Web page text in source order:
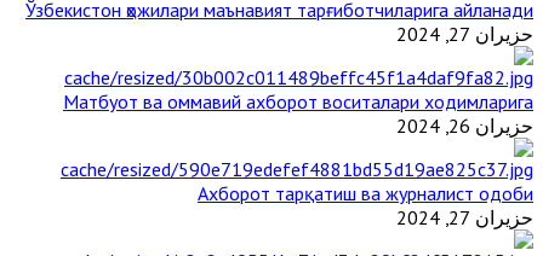
Ўзбекистон ҳожилари маънавият тарғиботчиларига айланади
حزيران 27, 2024
Матбуот ва оммавий ахборот воситалари ходимларига
حزيران 26, 2024
Ахборот тарқатиш ва журналист одоби
حزيران 27, 2024